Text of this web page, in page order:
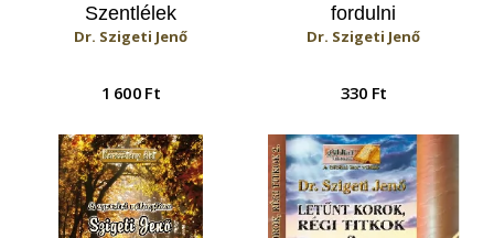
Szentlélek
Dr. Szigeti Jenő
1 600 Ft
fordulni
Dr. Szigeti Jenő
330 Ft